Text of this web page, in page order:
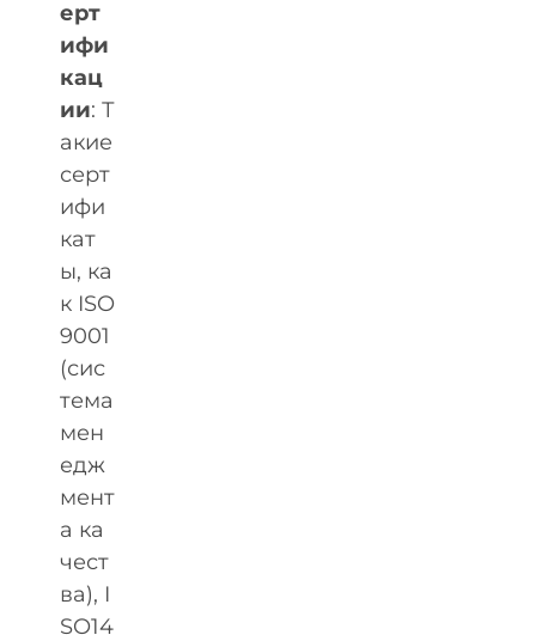
ерт
ифи
кац
ии: Т
акие
серт
ифи
кат
ы, ка
к ISO
9001
(сис
тема
мен
едж
мент
а ка
чест
ва), I
SO14